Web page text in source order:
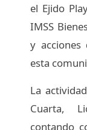
el Ejido
IMSS
y acciones
esta
La
Cuarta,
contando